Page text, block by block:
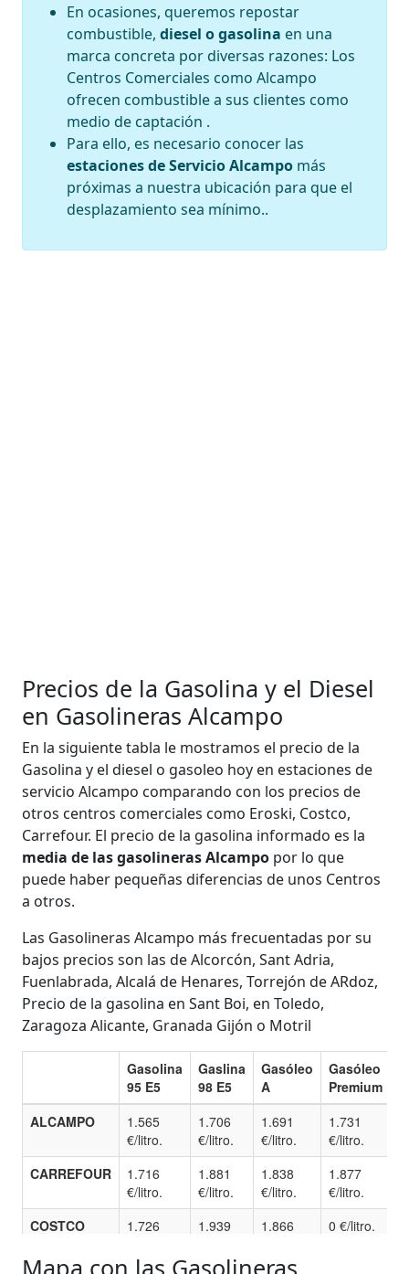
En ocasiones, queremos repostar
combustible, diesel o gasolina en una
marca concreta por diversas razones: Los
Centros Comerciales como Alcampo
ofrecen combustible a sus clientes como
medio de captación .
Para ello, es necesario conocer las
estaciones de Servicio Alcampo más
próximas a nuestra ubicación para que el
desplazamiento sea mínimo..
Precios de la Gasolina y el Diesel
en Gasolineras Alcampo
En la siguiente tabla le mostramos el precio de la
Gasolina y el diesel o gasoleo hoy en estaciones de
servicio Alcampo comparando con los precios de
otros centros comerciales como Eroski, Costco,
Carrefour. El precio de la gasolina informado es la
media de las gasolineras Alcampo por lo que
puede haber pequeñas diferencias de unos Centros
a otros.
Las Gasolineras Alcampo más frecuentadas por su
bajos precios son las de Alcorcón, Sant Adria,
Fuenlabrada, Alcalá de Henares, Torrejón de ARdoz,
Precio de la gasolina en Sant Boi, en Toledo,
Zaragoza Alicante, Granada Gijón o Motril
Mapa con las Gasolineras